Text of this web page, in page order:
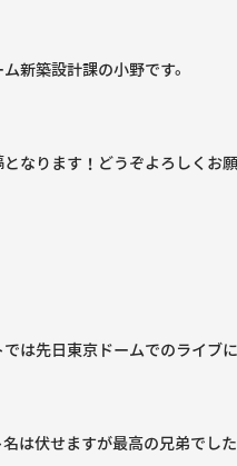
新築設計課の小野です。
なります！どうぞよろしくお願
では先日東京ドームでのライブ
は伏せますが最高の兄弟でし